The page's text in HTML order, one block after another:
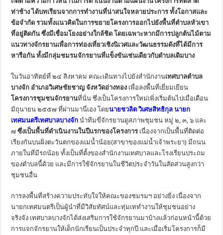
ท่าช้าง ได้บทเรียนจากการทำงานที่น่าสนใจหลายประการ ทั้งโอกาสและ
ข้อจำกัด รวมทั้งแนวคิดในการขยายโครงการออกไปยังพื้นที่ตำบลหัวเขา
ที่อยู่ติดกัน ซึ่งมีเชื่อมโยงอย่างใกล้ชิด โดยเฉพาะหากมีการปลูกต้นไม้ตาม
แนวทางจักรยานเพื่อการท่องเที่ยวเชิงนิเวศและวัฒนธรรมดังที่ได้มีการ
หารือกัน ทั้งมีกลุ่มชมรมจักรยานที่แข็งขันเช่นเดียวกับตำบลเดิมบาง
ในวันอาทิตย์ที่ ๒๔ สิงหาคม คณะเดินทางไปยังสำนักงานเทศบาลตำบล
บางจัก อำเภอวิเศษชัยชาญ จังหวัดอ่างทอง เพื่อลงพื้นที่เยี่ยมเยียน
โครงการชุมชนจักรยานที่นั่น ซึ่งเป็นโครงการใหม่เพิ่งเริ่มต้นไปเมื่อเดือน
มิถุนายน ๒๕๕๗ ที่ผ่านมานี่เอง โดยนายชวลิต วิเศษสิทธิกุล นายก
เทศมนตรีเทศบาลบางจัก นำทีมขี่จักรยานดูสภาพชุมชน หมู่ ๒, ๓, ๖ และ
๗ซึ่งเป็นพื้นที่ดำเนินงานในปีแรกของโครงการ เนื่องจากเป็นพื้นที่ติดต่อ
เรียงกันบนฝั่งตะวันตกของแม่น้ำน้อย(สาขาของแม่น้ำเจ้าพระยา) มีถนน
ภายในที่มีรถน้อย ทั้งเป็นที่ตั้งของสำนักงานเทศบาลและโรงเรียนประถม
ของตำบลนี้ด้วย และมีการใช้จักรยานในชีวิตประจำวันในสัดส่วนสูงกว่า
ชุมชนอื่น
การลงพื้นที่สร้างความประทับใจให้คณะของชมรมฯ อย่างยิ่ง เนื่องจาก
นายกเทศมนตรีเป็นผู้นำที่มีวิสัยทัศน์และทุ่มเททำงานให้ชุมชนอย่าง
จริงจัง เทศบาลบางจักได้ส่งเสริมการใช้จักรยานมาบ้างแล้วก่อนหน้านี้ด้วย
การแจกจักรยานให้เด็กนักเรียนเป็นประจำทุกปี และเมื่อเริ่มโครงการก็มี